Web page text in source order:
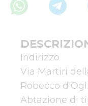
Indirizzo
Via Martiri
Robecco
Abtazione di